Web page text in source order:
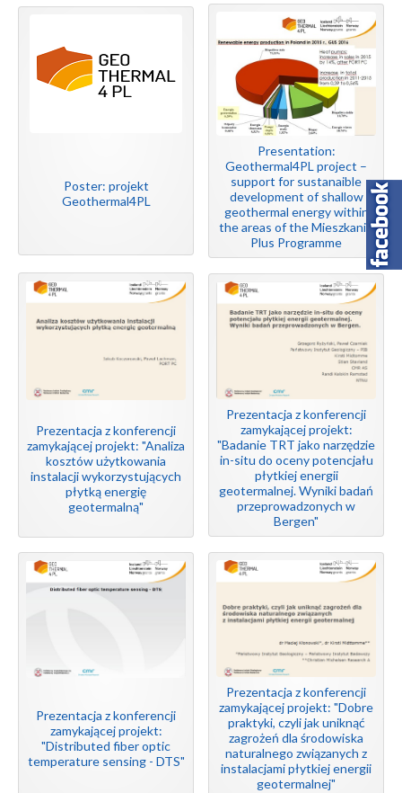
Poster: projekt
Geothermal4PL
Presentation:
Geothermal4PL project –
support for sustanaible
development of shallow
geothermal energy within
the areas of the Mieszkanie
Plus Programme
Prezentacja z konferencji
zamykającej projekt: "Analiza
kosztów użytkowania
instalacji wykorzystujących
płytką energię
geotermalną"
Prezentacja z konferencji
zamykającej projekt:
"Badanie TRT jako narzędzie
in-situ do oceny potencjału
płytkiej energii
geotermalnej. Wyniki badań
przeprowadzonych w
Bergen"
Prezentacja z konferencji
zamykającej projekt:
"Distributed fiber optic
temperature sensing - DTS"
Prezentacja z konferencji
zamykającej projekt: "Dobre
praktyki, czyli jak uniknąć
zagrożeń dla środowiska
naturalnego związanych z
instalacjami płytkiej energii
geotermalnej"